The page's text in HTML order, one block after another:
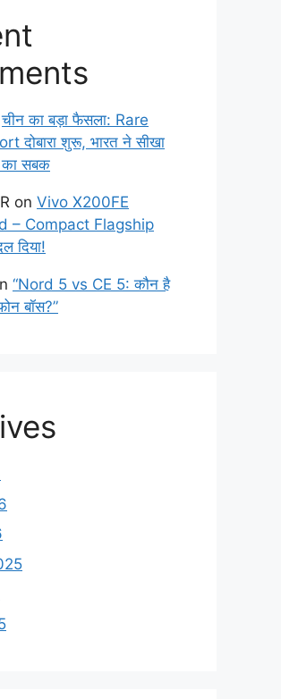
चीन का बड़ा फैसला: Rare
दोबारा शुरू, भारत ने सीखा
का सबक
on Vivo X200FE
– Compact Flagship
दिया!
“Nord 5 vs CE 5: कौन है
बॉस?”